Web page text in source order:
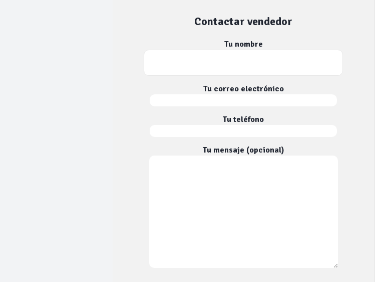
Contactar vendedor
Tu nombre
Tu correo electrónico
Tu teléfono
Tu mensaje (opcional)